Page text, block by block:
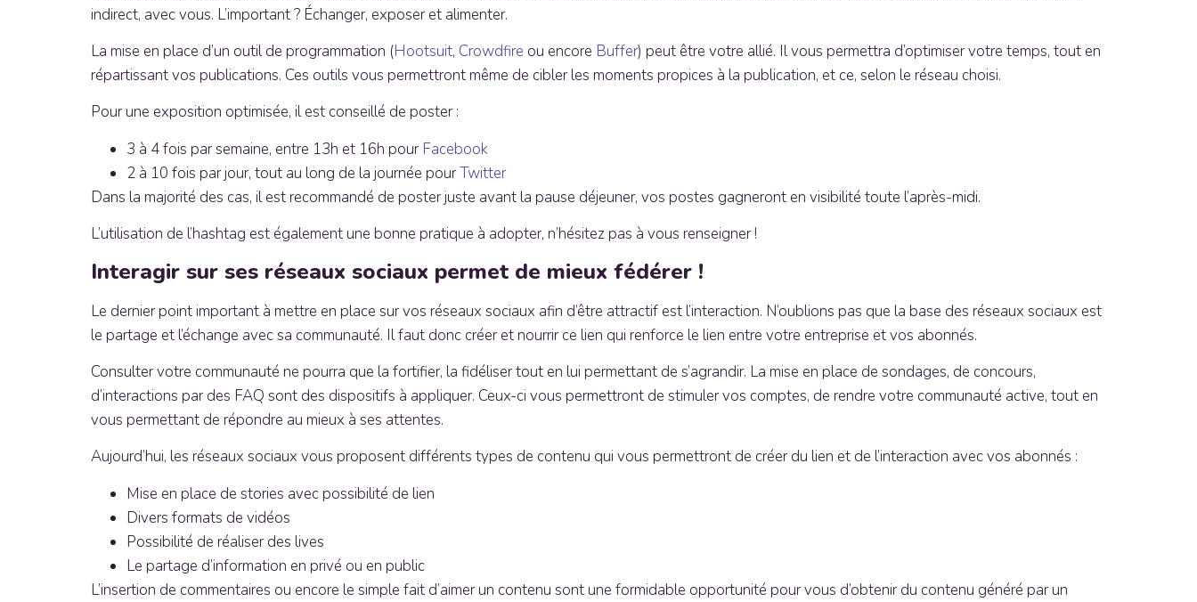
indirect, avec vous. L’important ? Échanger, exposer et alimenter.
La mise en place d’un outil de programmation (Hootsuit, Crowdfire ou encore Buffer) peut être votre allié. Il vous permettra d’optimiser votre temps, tout en
répartissant vos publications. Ces outils vous permettront même de cibler les moments propices à la publication, et ce, selon le réseau choisi.
Pour une exposition optimisée, il est conseillé de poster :
3 à 4 fois par semaine, entre 13h et 16h pour Facebook
2 à 10 fois par jour, tout au long de la journée pourTwitter
Dans la majorité des cas, il est recommandé de poster juste avant la pause déjeuner, vos postes gagneront en visibilité toute l’après-midi.
L’utilisation de l’hashtag est également une bonne pratique à adopter, n’hésitez pas à vous renseigner !
Interagir sur ses réseaux sociaux permet de mieux fédérer !
Le dernier point important à mettre en place sur vos réseaux sociaux afin d’être attractif est l’interaction. N’oublions pas que la base des réseaux sociaux est
le partage et l’échange avec sa communauté. Il faut donc créer et nourrir ce lien qui renforce le lien entre votre entreprise et vos abonnés.
Consulter votre communauté ne pourra que la fortifier, la fidéliser tout en lui permettant de s’agrandir. La mise en place de sondages, de concours,
d’interactions par des FAQ sont des dispositifs à appliquer. Ceux-ci vous permettront de stimuler vos comptes, de rendre votre communauté active, tout en
vous permettant de répondre au mieux à ses attentes.
Aujourd’hui, les réseaux sociaux vous proposent différents types de contenu qui vous permettront de créer du lien et de l’interaction avec vos abonnés :
Mise en place de stories avec possibilité de lien
Divers formats de vidéos
Possibilité de réaliser des lives
Le partage d’information en privé ou en public
L’insertion de commentaires ou encore le simple fait d’aimer un contenu sont une formidable opportunité pour vous d’obtenir du contenu généré par un